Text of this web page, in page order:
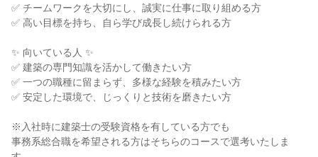
✅ チームワークを大切にし、誠実に仕事に取り組める方
✅ 高い目標を持ち、自ら学び成長し続けられる方
✨ 向いている人 ✨
✅ 建築の専門知識を活かして働きたい方
✅ 一つの職種に留まらず、多様な経験を積みたい方
✅ 安定した環境で、じっくりと技術を磨きたい方
※入社時に建築士の受験資格を有している方でも
事務系総合職を希望される方はそちらのコースで選考いたしま